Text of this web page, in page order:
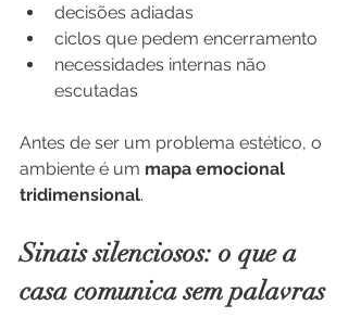
decisões adiadas
ciclos que pedem encerramento
necessidades internas não
escutadas
Antes de ser um problema estético, o
ambiente é um mapa emocional
tridimensional.
Sinais silenciosos: o que a
casa comunica sem palavras